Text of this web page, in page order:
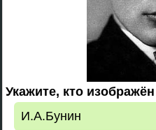
Укажите, кто
И.А.Бунин